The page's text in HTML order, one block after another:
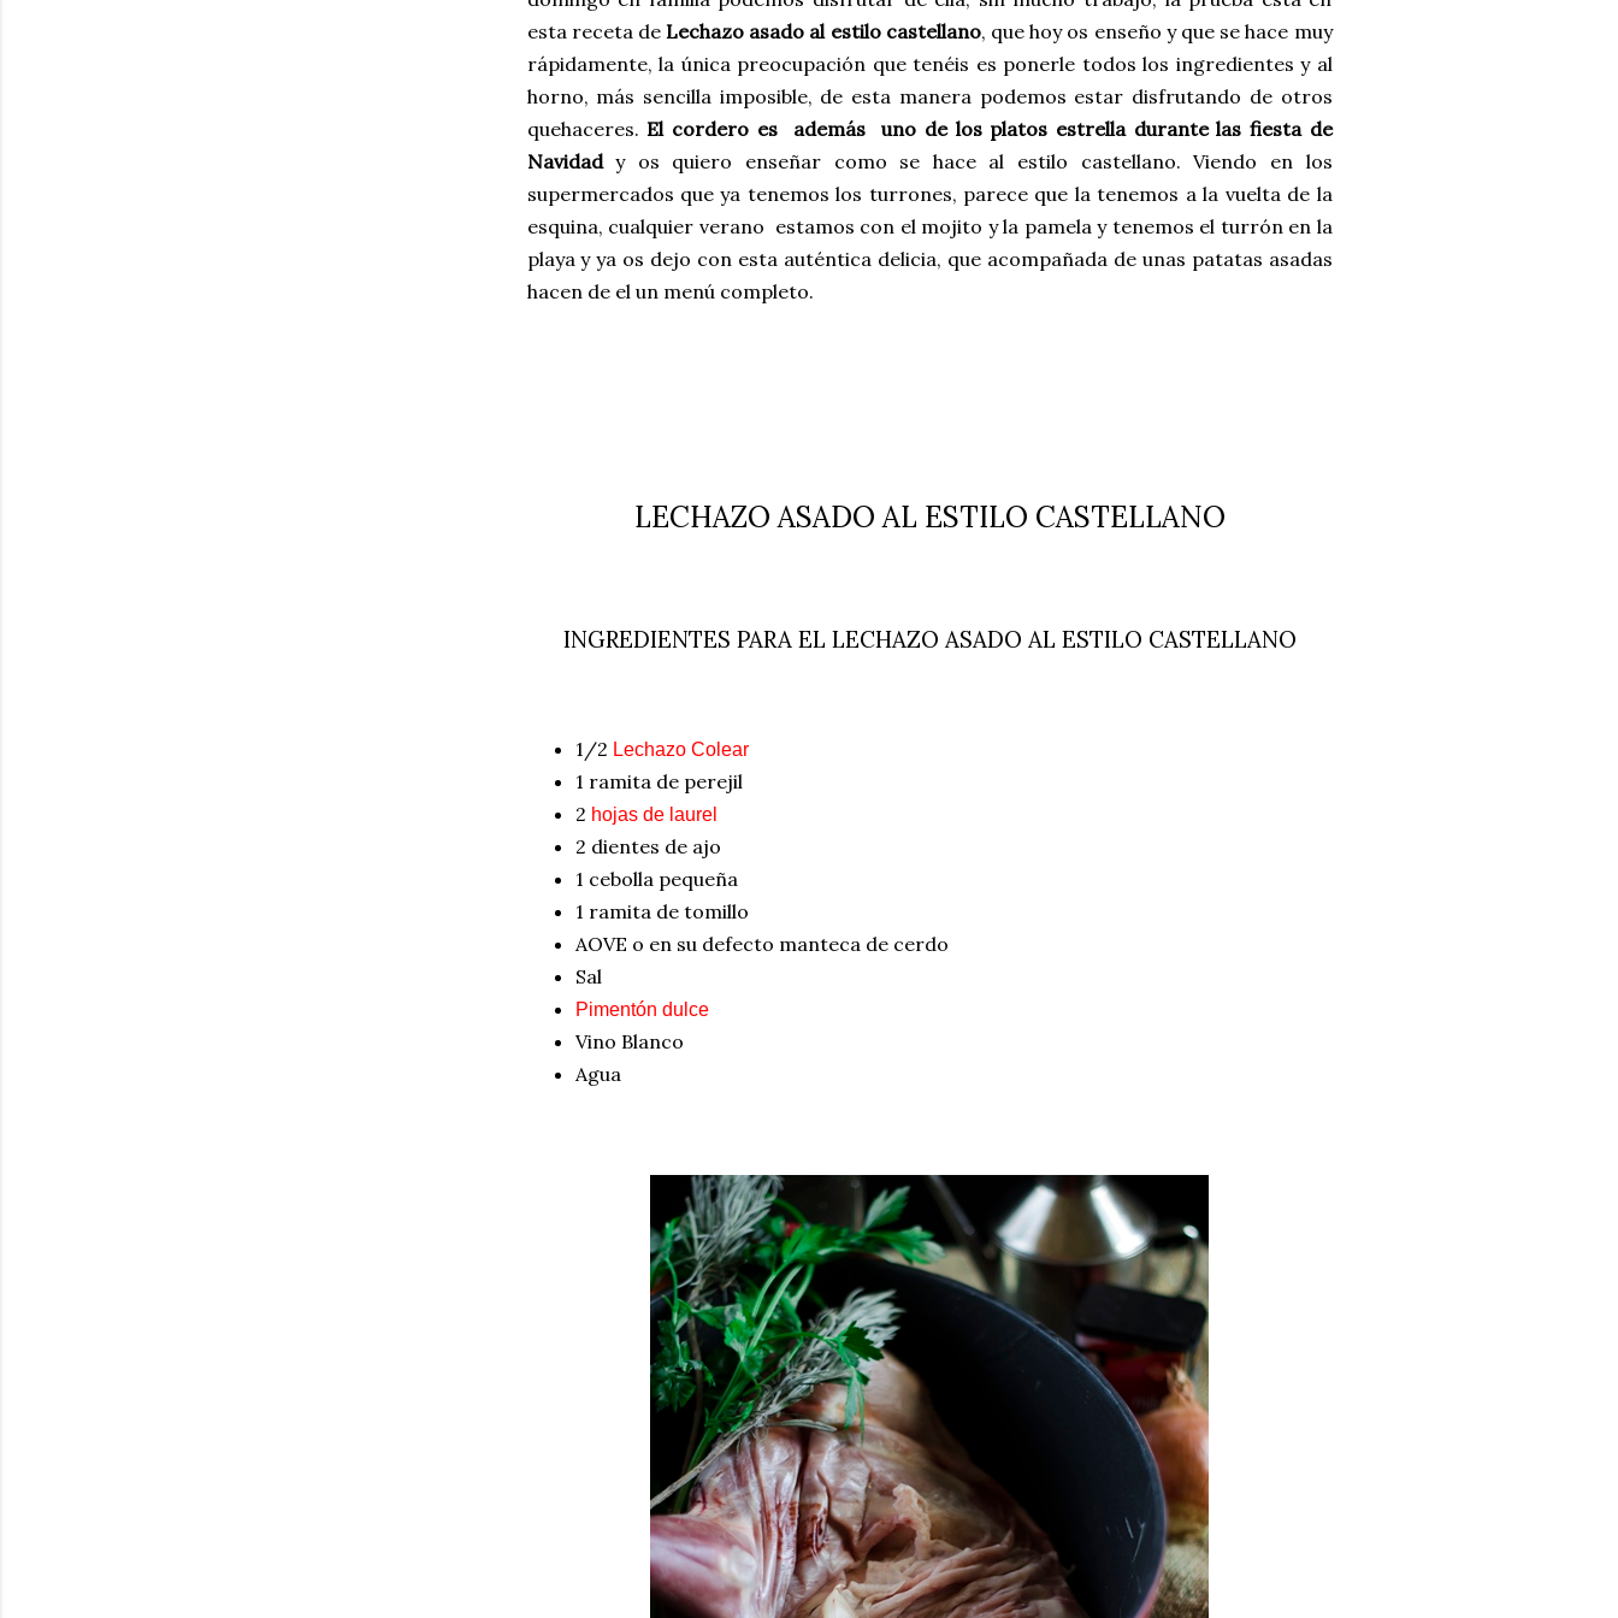
esta receta de Lechazo asado al estilo castellano, que hoy os enseño y que se hace muy
rápidamente, la única preocupación que tenéis es ponerle todos los ingredientes y al
horno, más sencilla imposible, de esta manera podemos estar disfrutando de otros
quehaceres. El cordero es además uno de los platos estrella durante las fiesta de
Navidady os quiero enseñar como se hace al estilo castellano. Viendo en los
supermercados que ya tenemos los turrones, parece que la tenemos a la vuelta de la
esquina, cualquier verano estamos con el mojito y la pamela y tenemos el turrón en la
playa y ya os dejo con esta auténtica delicia, que acompañada de unas patatas asadas
hacen de el un menú completo.
LECHAZO ASADO AL ESTILO CASTELLANO
INGREDIENTES PARA EL LECHAZO ASADO AL ESTILO CASTELLANO
1/2 Lechazo Colear
1 ramita de perejil
2 hojas de laurel
2 dientes de ajo
1 cebolla pequeña
1 ramita de tomillo
AOVE o en su defecto manteca de cerdo
Sal
Pimentón dulce
Vino Blanco
Agua